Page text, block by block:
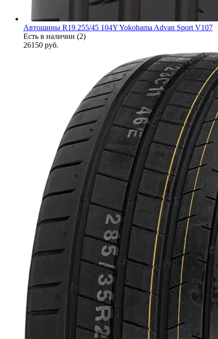
Автошины R19 255/45 104Y Yokohama Advan Sport V107
Есть в наличии (2)
26150 руб.